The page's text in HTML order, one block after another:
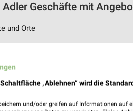
Adler Geschäfte mit
und Orte
Mönchengladbach, Deutschland
499,07 km
„Ablehnen“ wird die
und/oder greifen auf Informationen auf